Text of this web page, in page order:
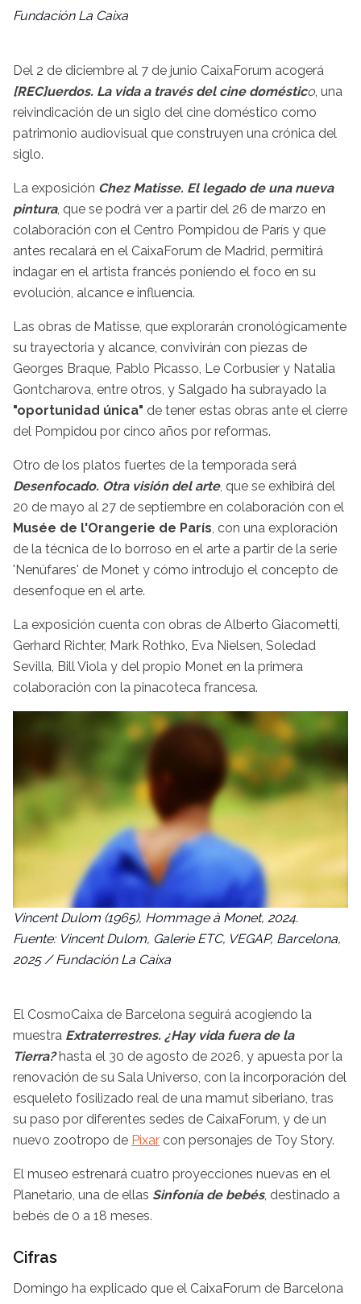
Fundación La Caixa
Del 2 de diciembre al 7 de junio CaixaForum acogerá
[REC]uerdos. La vida a través del cine doméstico, una
reivindicación de un siglo del cine doméstico como
patrimonio audiovisual que construyen una crónica del
siglo.
La exposición Chez Matisse. El legado de una nueva
pintura, que se podrá ver a partir del 26 de marzo en
colaboración con el Centro Pompidou de París y que
antes recalará en el CaixaForum de Madrid, permitirá
indagar en el artista francés poniendo el foco en su
evolución, alcance e influencia.
Las obras de Matisse, que explorarán cronológicamente
su trayectoria y alcance, convivirán con piezas de
Georges Braque, Pablo Picasso, Le Corbusier y Natalia
Gontcharova, entre otros, y Salgado ha subrayado la
"oportunidad única" de tener estas obras ante el cierre
del Pompidou por cinco años por reformas.
Otro de los platos fuertes de la temporada será
Desenfocado. Otra visión del arte, que se exhibirá del
20 de mayo al 27 de septiembre en colaboración con el
Musée de l'Orangerie de París, con una exploración
de la técnica de lo borroso en el arte a partir de la serie
'Nenúfares' de Monet y cómo introdujo el concepto de
desenfoque en el arte.
La exposición cuenta con obras de Alberto Giacometti,
Gerhard Richter, Mark Rothko, Eva Nielsen, Soledad
Sevilla, Bill Viola y del propio Monet en la primera
colaboración con la pinacoteca francesa.
Vincent Dulom (1965), Hommage à Monet, 2024.
Fuente: Vincent Dulom, Galerie ETC, VEGAP, Barcelona,
2025 / Fundación La Caixa
El CosmoCaixa de Barcelona seguirá acogiendo la
muestra Extraterrestres. ¿Hay vida fuera de la
Tierra?hasta el 30 de agosto de 2026, y apuesta por la
renovación de su Sala Universo, con la incorporación del
esqueleto fosilizado real de una mamut siberiano, tras
su paso por diferentes sedes de CaixaForum, y de un
nuevo zootropo de Pixar con personajes de Toy Story.
El museo estrenará cuatro proyecciones nuevas en el
Planetario, una de ellas Sinfonía de bebés, destinado a
bebés de 0 a 18 meses.
Cifras
Domingo ha explicado que el CaixaForum de Barcelona